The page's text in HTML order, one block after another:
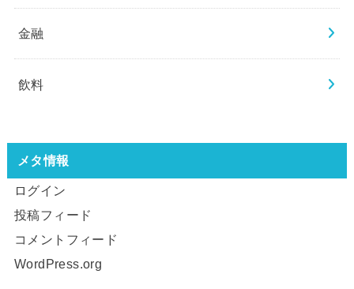
金融
飲料
メタ情報
ログイン
投稿フィード
コメントフィード
WordPress.org